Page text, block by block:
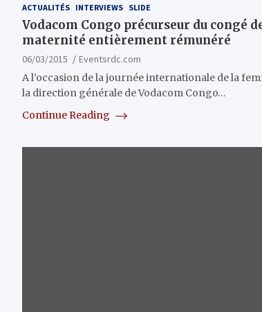
ACTUALITÉS INTERVIEWS SLIDE
Vodacom Congo précurseur du congé
maternité entièrement rémunéré
06/03/2015
Eventsrdc.com
A l’occasion de la journée internationale de la
la direction générale de Vodacom Congo…
Continue Reading